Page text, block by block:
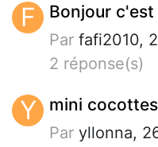
F Bonjour
Par fafi2010,
2 réponse(s)
Y mini cocottes
Par yllonna,